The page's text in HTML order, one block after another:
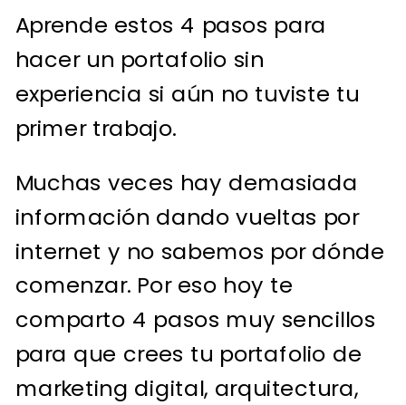
Aprende estos 4 pasos para
hacer un portafolio sin
experiencia si aún no tuviste tu
primer trabajo.
Muchas veces hay demasiada
información dando vueltas por
internet y no sabemos por dónde
comenzar. Por eso hoy te
comparto 4 pasos muy sencillos
para que crees tu portafolio de
marketing digital, arquitectura,